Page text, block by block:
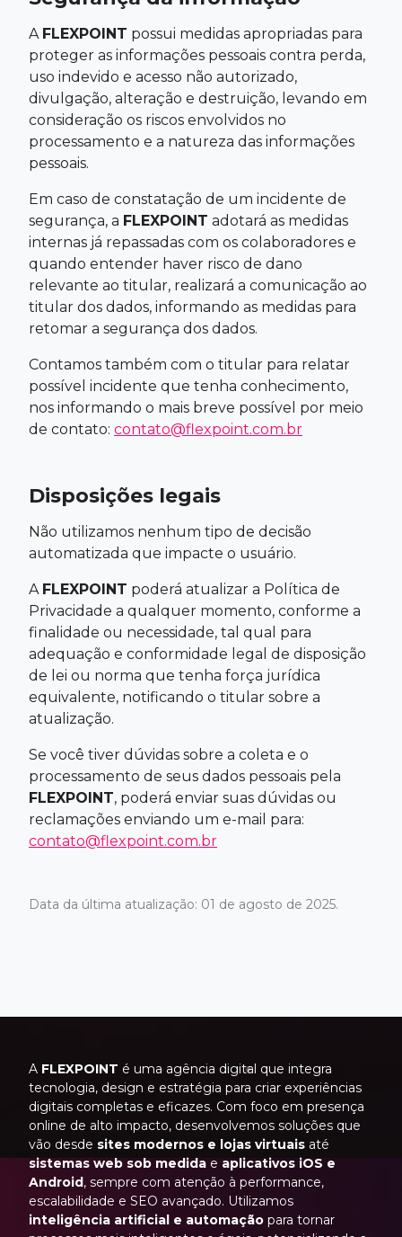
A FLEXPOINT possui medidas apropriadas para
proteger as informações pessoais contra perda,
uso indevido e acesso não autorizado,
divulgação, alteração e destruição, levando em
consideração os riscos envolvidos no
processamento e a natureza das informações
pessoais.
Em caso de constatação de um incidente de
segurança, a FLEXPOINT adotará as medidas
internas já repassadas com os colaboradores e
quando entender haver risco de dano
relevante ao titular, realizará a comunicação ao
titular dos dados, informando as medidas para
retomar a segurança dos dados.
Contamos também com o titular para relatar
possível incidente que tenha conhecimento,
nos informando o mais breve possível por meio
de contato: contato@flexpoint.com.br
Disposições legais
Não utilizamos nenhum tipo de decisão
automatizada que impacte o usuário.
A FLEXPOINT poderá atualizar a Política de
Privacidade a qualquer momento, conforme a
finalidade ou necessidade, tal qual para
adequação e conformidade legal de disposição
de lei ou norma que tenha força jurídica
equivalente, notificando o titular sobre a
atualização.
Se você tiver dúvidas sobre a coleta e o
processamento de seus dados pessoais pela
FLEXPOINT, poderá enviar suas dúvidas ou
reclamações enviando um e-mail para:
contato@flexpoint.com.br
Data da última atualização: 01 de agosto de 2025.
A FLEXPOINT é uma agência digital que integra
tecnologia, design e estratégia para criar experiências
digitais completas e eficazes. Com foco em presença
online de alto impacto, desenvolvemos soluções que
vão desde sites modernos e lojas virtuais até
sistemas web sob medida e aplicativos iOS e
Android, sempre com atenção à performance,
escalabilidade e SEO avançado. Utilizamos
inteligência artificial e automação para tornar